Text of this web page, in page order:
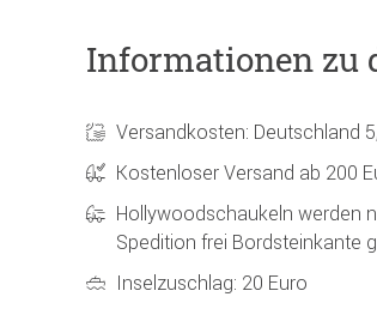
Informationen zu
Versandkosten: Deutschland
Kostenloser Versand ab 200
Hollywoodschaukeln werden
Spedition frei Bordsteinkante
Inselzuschlag: 20 Euro